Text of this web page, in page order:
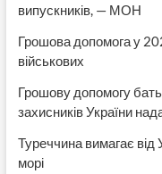
випускників, — МОН
Грошова допомога у
військових
Грошову допомогу
захисників України
Туреччина вимагає
морі